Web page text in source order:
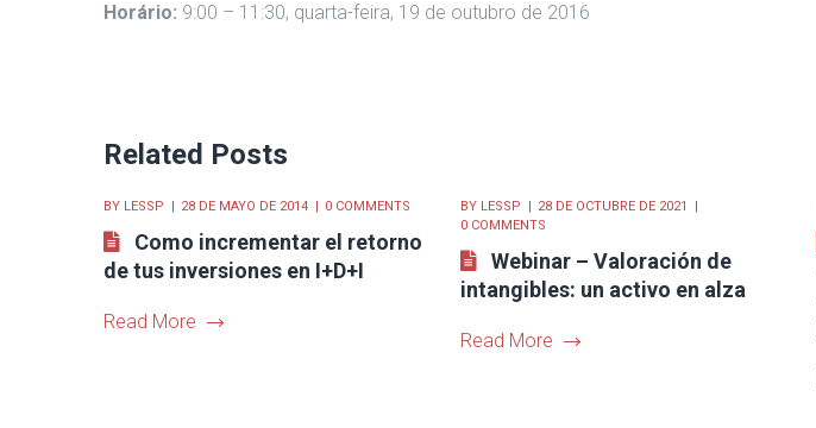
Horário: 9:00 – 11:30, quarta-feira, 19 de outubro de 2016
Related Posts
BY LESSP 28 DE MAYO DE 2014 0 COMMENTS
Como incrementar el retorno
de tus inversiones en I+D+I
Read More
BY LESSP
28 DE OCTUBRE DE 2021
0 COMMENTS
Webinar – Valoración de
intangibles: un activo en alza
Read More